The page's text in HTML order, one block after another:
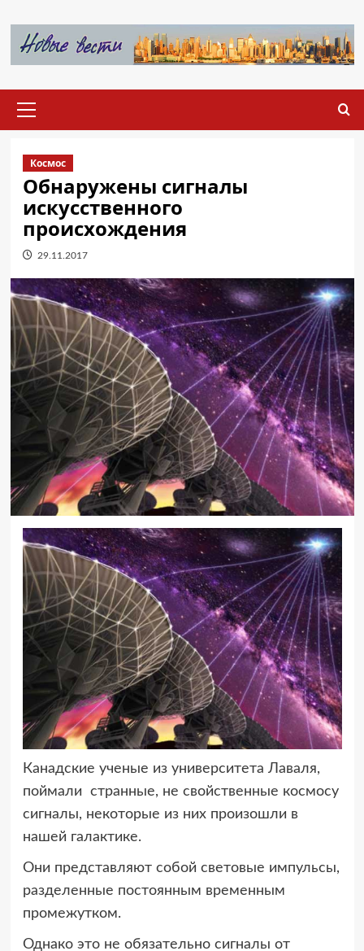
содержимому
меню
Космос
Обнаружены сигналы
искусственного
происхождения
29.11.2017
Канадские ученые из университета Лаваля,
поймали странные, не свойственные космосу
сигналы, некоторые из них произошли в
нашей галактике.
Они представляют собой световые импульсы,
разделенные постоянным временным
промежутком.
Однако это не обязательно сигналы от